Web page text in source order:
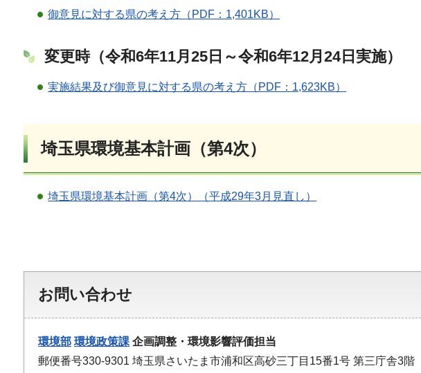
御意見に対する県の考え方（PDF：1,401KB）
変更時（令和6年11月25日～令和6年12月24日実施）
実施結果及び御意見に対する県の考え方（PDF：1,623KB）
埼玉県環境基本計画（第4次）
埼玉県環境基本計画（第4次）（平成29年3月見直し）
お問い合わせ
環境部 環境政策課 企画調整・環境影響評価担当
郵便番号330-9301 埼玉県さいたま市浦和区高砂三丁目15番1号 第三庁舎3階